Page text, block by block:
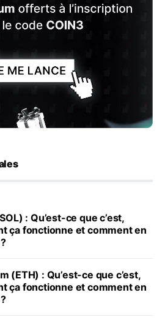
: Qu’est-ce que c’est,
ça fonctionne et comment en
(ETH) : Qu’est-ce que c’est,
ça fonctionne et comment en